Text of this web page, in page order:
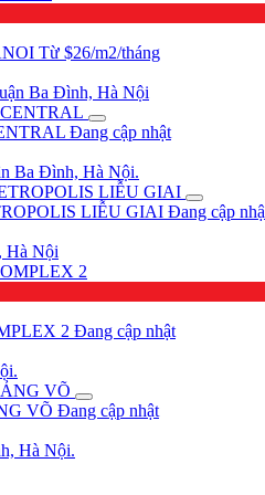
Từ $26/m2/tháng
Ba Đình, Hà Nội
Đang cập nhật
Ba Đình, Hà Nội.
LIỄU GIAI Đang cập
Hà Nội
2 Đang cập nhật
VÕ Đang cập nhật
Hà Nội.